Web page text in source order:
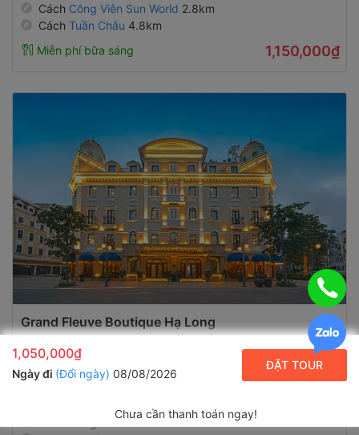
1,050,000₫
Ngày đi (Đổi ngày) 08/08/2026
ĐẶT TOUR
Chưa cần thanh toán ngay!
Cách Công Viên Sun World 2.8km
Cách Tuần Châu 4.8km
Miễn phí bữa sáng
1,150,000₫
Grand Fleuve Boutique Hạ Long
Đánh giá
Khách sạn - Gần trung tâm
Công Viên Sun World940m